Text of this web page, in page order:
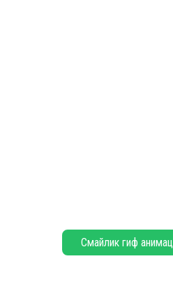
Смайлик гиф